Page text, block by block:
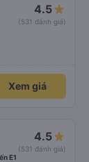
4.5
(531 đánh giá)
Xem giá
4.5
(531 đánh giá)
E1